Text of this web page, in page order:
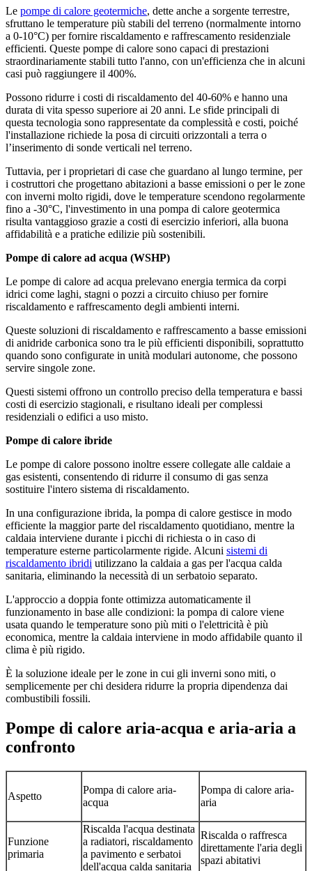
Le pompe di calore geotermiche, dette anche a sorgente terrestre,
sfruttano le temperature più stabili del terreno (normalmente intorno
a 0-10°C) per fornire riscaldamento e raffrescamento residenziale
efficienti. Queste pompe di calore sono capaci di prestazioni
straordinariamente stabili tutto l'anno, con un'efficienza che in alcuni
casi può raggiungere il 400%.
Possono ridurre i costi di riscaldamento del 40-60% e hanno una
durata di vita spesso superiore ai 20 anni. Le sfide principali di
questa tecnologia sono rappresentate da complessità e costi, poiché
l'installazione richiede la posa di circuiti orizzontali a terra o
l’inserimento di sonde verticali nel terreno.
Tuttavia, per i proprietari di case che guardano al lungo termine, per
i costruttori che progettano abitazioni a basse emissioni o per le zone
con inverni molto rigidi, dove le temperature scendono regolarmente
fino a -30°C, l'investimento in una pompa di calore geotermica
risulta vantaggioso grazie a costi di esercizio inferiori, alla buona
affidabilità e a pratiche edilizie più sostenibili.
Pompe di calore ad acqua (WSHP)
Le pompe di calore ad acqua prelevano energia termica da corpi
idrici come laghi, stagni o pozzi a circuito chiuso per fornire
riscaldamento e raffrescamento degli ambienti interni.
Queste soluzioni di riscaldamento e raffrescamento a basse emissioni
di anidride carbonica sono tra le più efficienti disponibili, soprattutto
quando sono configurate in unità modulari autonome, che possono
servire singole zone.
Questi sistemi offrono un controllo preciso della temperatura e bassi
costi di esercizio stagionali, e risultano ideali per complessi
residenziali o edifici a uso misto.
Pompe di calore ibride
Le pompe di calore possono inoltre essere collegate alle caldaie a
gas esistenti, consentendo di ridurre il consumo di gas senza
sostituire l'intero sistema di riscaldamento.
In una configurazione ibrida, la pompa di calore gestisce in modo
efficiente la maggior parte del riscaldamento quotidiano, mentre la
caldaia interviene durante i picchi di richiesta o in caso di
temperature esterne particolarmente rigide. Alcuni sistemi di
riscaldamento ibridi utilizzano la caldaia a gas per l'acqua calda
sanitaria, eliminando la necessità di un serbatoio separato.
L'approccio a doppia fonte ottimizza automaticamente il
funzionamento in base alle condizioni: la pompa di calore viene
usata quando le temperature sono più miti o l'elettricità è più
economica, mentre la caldaia interviene in modo affidabile quanto il
clima è più rigido.
È la soluzione ideale per le zone in cui gli inverni sono miti, o
semplicemente per chi desidera ridurre la propria dipendenza dai
combustibili fossili.
Pompe di calore aria-acqua e aria-aria a
confronto
Aspetto
Pompa di calore aria-
acqua
Pompa di calore aria-
aria
Funzione
primaria
Riscalda l'acqua destinata
a radiatori, riscaldamento
a pavimento e serbatoi
dell'acqua calda sanitaria
Riscalda o raffresca
direttamente l'aria degli
spazi abitativi